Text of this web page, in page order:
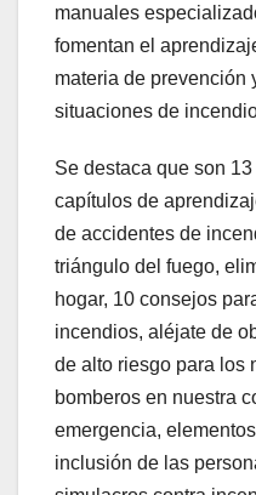
manuales
fomentan el
materia de prevención
situaciones de
Se destaca que son
capítulos de
de accidentes de
triángulo del fuego,
hogar, 10 consejos
incendios, aléjate de
de alto riesgo para los
bomberos en nuestra
emergencia,
inclusión de las